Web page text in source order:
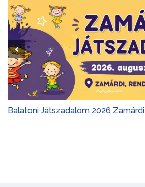
Balatoni Játszadalom 2026 Zamárdi